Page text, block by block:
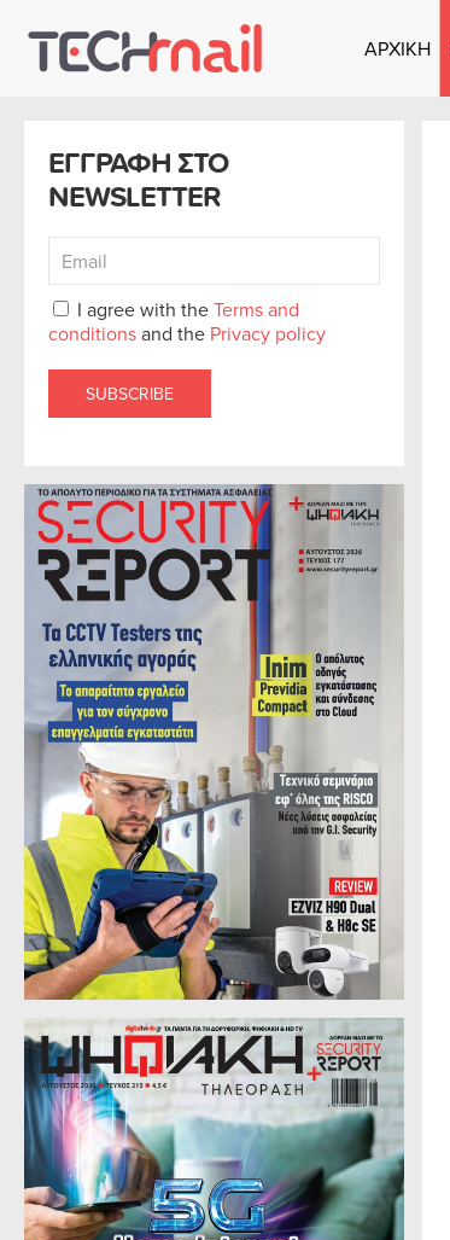
Skip to main content
ΑΡΧΙΚΗ
ΕΓΓΡΑΦΗ ΣΤΟ
NEWSLETTER
I agree with theTerms and
conditionsand the Privacy policy
SUBSCRIBE